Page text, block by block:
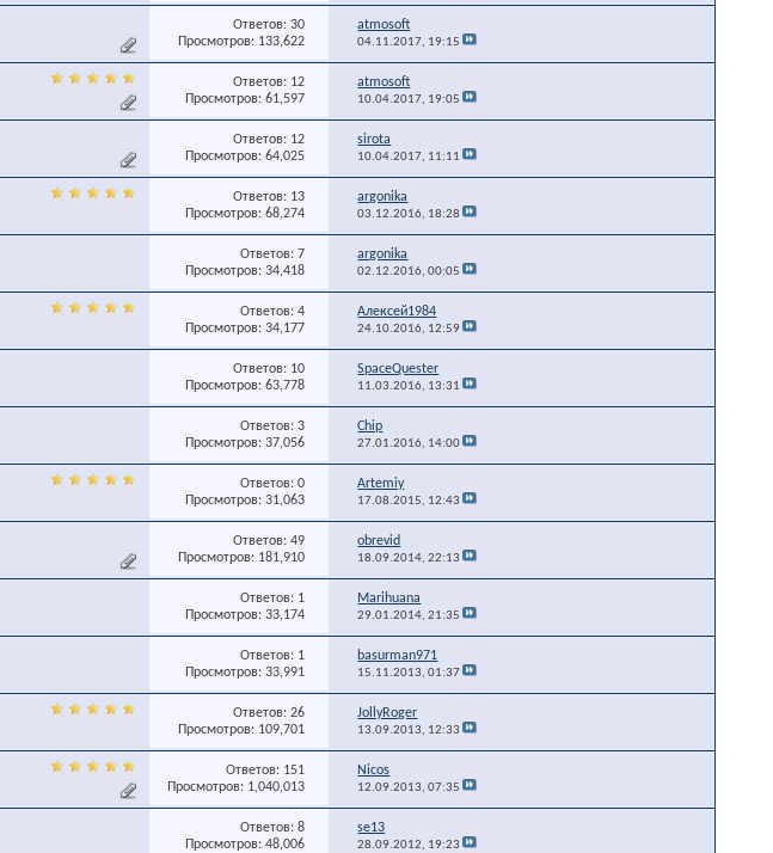
Ответов: 30
Просмотров: 133,622
atmosoft
04.11.2017, 19:15
Ответов: 12
Просмотров: 61,597
atmosoft
10.04.2017, 19:05
Ответов: 12
Просмотров: 64,025
sirota
10.04.2017, 11:11
Ответов: 13
Просмотров: 68,274
argonika
03.12.2016, 18:28
Ответов: 7
Просмотров: 34,418
argonika
02.12.2016,00:05
Ответов: 4
Просмотров: 34,177
Алексей1984
24.10.2016, 12:59
Ответов: 10
Просмотров: 63,778
SpaceQuester
11.03.2016, 13:31
Ответов: 3
Просмотров: 37,056
Chip
27.01.2016, 14:00
Ответов: 0
Просмотров: 31,063
Artemiy
17.08.2015, 12:43
Ответов: 49
Просмотров: 181,910
obrevid
18.09.2014,22:13
Ответов: 1
Просмотров: 33,174
Marihuana
29.01.2014,21:35
Ответов: 1
Просмотров: 33,991
basurman971
15.11.2013,01:37
Ответов: 26
Просмотров: 109,701
JollyRoger
13.09.2013, 12:33
Ответов: 151
Просмотров: 1,040,013
Nicos
12.09.2013,07:35
Ответов: 8
Просмотров: 48,006
se13
28.09.2012, 19:23